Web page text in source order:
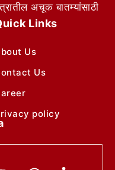
अचूक बातम्यांसाठी
Links
Us
Us
policy